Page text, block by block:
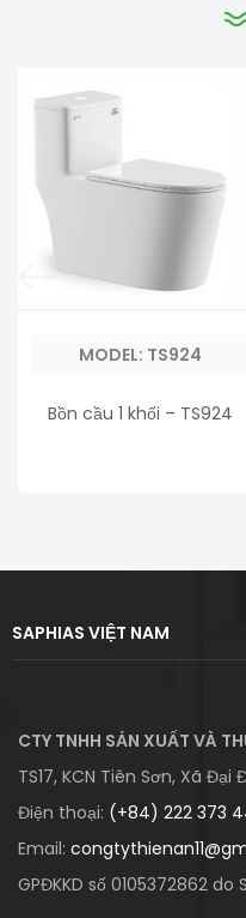
MODEL: TS924
Bồn cầu 1 khối – TS924
SAPHIAS VIỆT NAM
CTY TNHH SẢN XUẤT VÀ
TS17, KCN Tiên Sơn, Xã
Điện thoại: (+84) 222 373
Email:
GPĐKKD số 0105372862 do